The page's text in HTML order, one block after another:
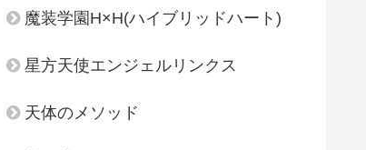
魔装学園H×H(ハイブリッドハート)
星方天使エンジェルリンクス
天体のメソッド